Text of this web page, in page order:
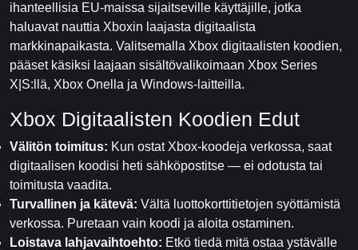
ihanteellisia EU-maissa sijaitseville käyttäjille, jotka
haluavat nauttia Xboxin laajasta digitaalista
markkinapaikasta. Valitsemalla Xbox digitaalisten koodien,
pääset käsiksi laajaan sisältövalikoimaan Xbox Series
X|S:llä, Xbox Onella ja Windows-laitteilla.
Xbox Digitaalisten Koodien Edut
Välitön toimitus: Kun ostat Xbox-koodeja verkossa, saat
digitaalisen koodisi heti sähköpostitse — ei odotusta tai
toimitusta vaadita.
Turvallinen ja kätevä: Vältä luottokorttitietojen syöttämistä
verkossa. Puretaan vain koodi ja aloita ostaminen.
Loistava lahjavaihtoehto: Etkö tiedä mitä ostaa ystävälle